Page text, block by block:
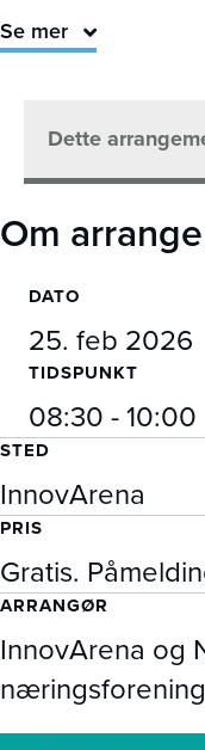
Se mer
Dette
Om
DATO
25. feb 2026
TIDSPUNKT
08:30 - 10:00
STED
InnovArena
PRIS
Gratis.
ARRANGØR
InnovArena og
næringsforening